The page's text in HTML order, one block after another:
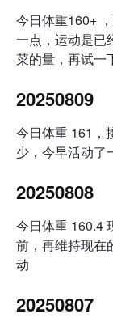
今日体重160+
一点，运动是已
菜的量，再试一
20250809
今日体重 161，
少，今早活动了
20250808
今日体重 160.4
前，再维持现在
动
20250807